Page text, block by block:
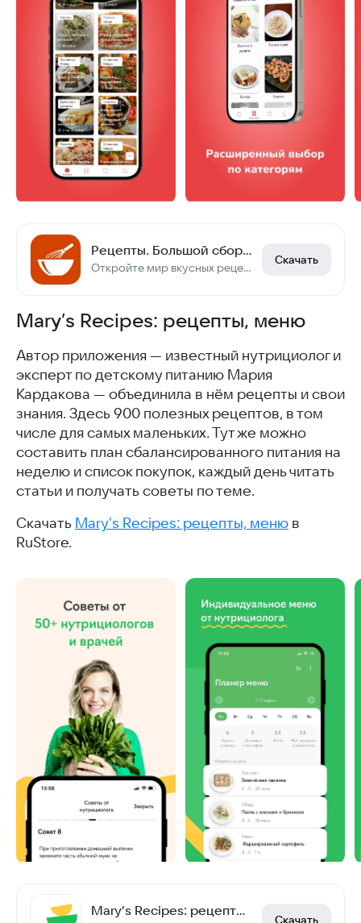
Рецепты. Большой сборник. Готовить вкусно
Откройте мир вкусных рецептов с нашим приложением!
Скачать
Mary’s Recipes: рецепты, меню
Автор приложения — известный нутрициолог и
эксперт по детскому питанию Мария
Кардакова — объединила в нём рецепты и свои
знания. Здесь 900 полезных рецептов, в том
числе для самых маленьких. Тут же можно
составить план сбалансированного питания на
неделю и список покупок, каждый день читать
статьи и получать советы по теме.
Скачать Mary’s Recipes: рецепты, меню в
RuStore.
Mary’s Recipes: рецепты, меню
Скачать